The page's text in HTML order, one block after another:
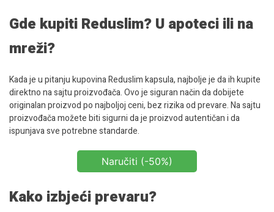
Gde kupiti Reduslim? U apoteci ili na
mreži?
Kada je u pitanju kupovina Reduslim kapsula, najbolje je da ih kupite
direktno na sajtu proizvođača. Ovo je siguran način da dobijete
originalan proizvod po najboljoj ceni, bez rizika od prevare. Na sajtu
proizvođača možete biti sigurni da je proizvod autentičan i da
ispunjava sve potrebne standarde.
Naručiti (-50%)
Kako izbjeći prevaru?